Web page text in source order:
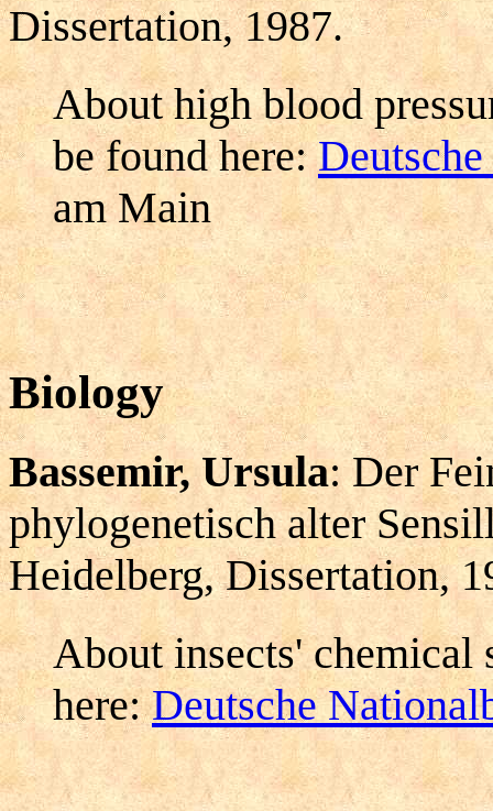
Dissertation, 1987.
About high blood
be found here:
am Main
Biology
Bassemir, Ursula: Der
phylogenetisch alter
Heidelberg, Dissertation,
About insects' chemical
here:Deutsche